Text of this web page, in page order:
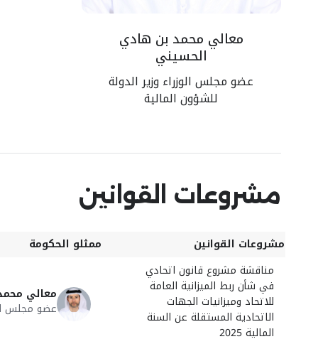
معالي محمد بن هادي
الحسيني
عضو مجلس الوزراء وزير الدولة
للشؤون المالية
مشروعات القوانين
مشروعات القوانين ممثلو الحكومة
مناقشة مشروع قانون اتحادي
في شأن ربط الميزانية العامة
للاتحاد وميزانيات الجهات
الاتحادية المستقلة عن السنة
المالية 2025
معالي
عضو مجلس